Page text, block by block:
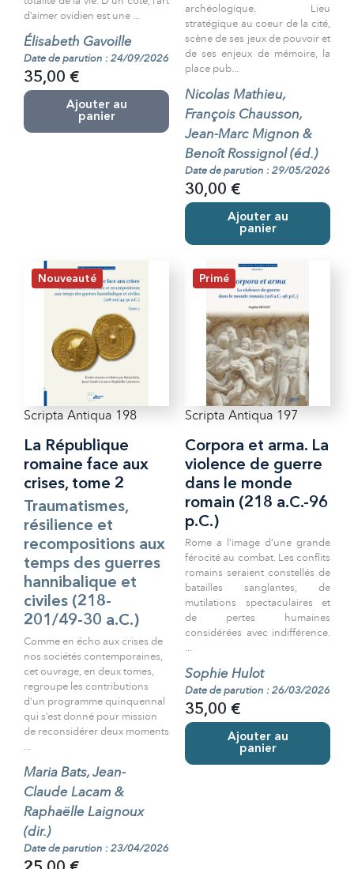
d’aimer ovidien est une ...
Élisabeth Gavoille
Date de parution : 24/09/2026
35,00 €
Ajouter au
panier
archéologique. Lieu
stratégique au coeur de la cité,
scène de ses jeux de pouvoir et
de ses enjeux de mémoire, la
place pub...
Nicolas Mathieu,
François Chausson,
Jean-Marc Mignon &
Benoît Rossignol (éd.)
Date de parution : 29/05/2026
30,00 €
Ajouter au
panier
Nouveauté
Scripta Antiqua 198
La République
romaine face aux
crises, tome 2
Traumatismes,
résilience et
recompositions aux
temps des guerres
hannibalique et
civiles (218-
201/49-30 a.C.)
Comme en écho aux crises de
nos sociétés contemporaines,
cet ouvrage, en deux tomes,
regroupe les contributions
d’un programme quinquennal
qui s’est donné pour mission
de reconsidérer deux moments
...
Maria Bats, Jean-
Claude Lacam &
Raphaëlle Laignoux
(dir.)
Date de parution : 23/04/2026
Primé
Scripta Antiqua 197
Corpora et arma. La
violence de guerre
dans le monde
romain (218 a.C.-96
p.C.)
Rome a l’image d’une grande
férocité au combat. Les conflits
romains seraient constellés de
batailles sanglantes, de
mutilations spectaculaires et
de pertes humaines
considérées avec indifférence.
...
Sophie Hulot
Date de parution : 26/03/2026
35,00 €
Ajouter au
panier